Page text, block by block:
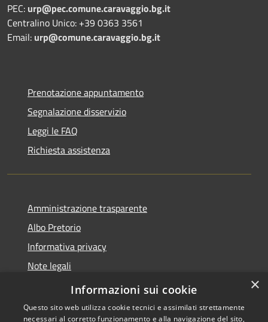
PEC: urp@pec.comune.caravaggio.bg.it
Centralino Unico: +39 0363 3561
Email: urp@comune.caravaggio.bg.it
Prenotazione appuntamento
Segnalazione disservizio
Leggi le FAQ
Richiesta assistenza
Amministrazione trasparente
Albo Pretorio
Informativa privacy
Note legali
Dichiarazione di accessibilità
×
Informazioni sui cookie
Questo sito web utilizza cookie tecnici e assimilati strettamente
necessari al corretto funzionamento e alla navigazione del sito,